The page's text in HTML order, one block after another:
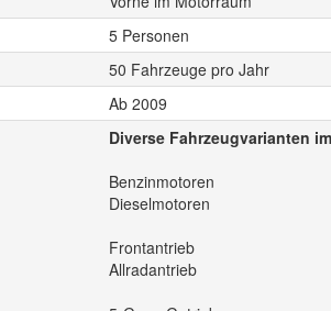
5 Personen
50 Fahrzeuge pro Jahr
Ab 2009
Diverse Fahrzeugvarianten
Benzinmotoren
Dieselmotoren
Frontantrieb
Allradantrieb